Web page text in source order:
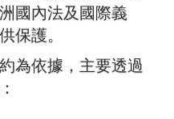
國內法及國際義
保護。
為依據，主要透過